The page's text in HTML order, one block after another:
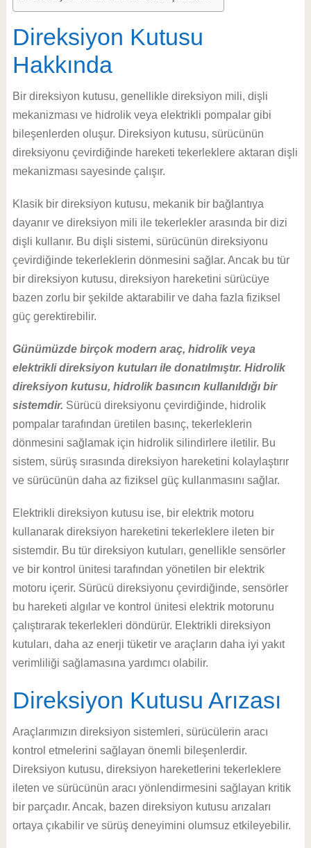
Direksiyon Kutusu
Hakkında
Bir direksiyon kutusu, genellikle direksiyon mili, dişli
mekanizması ve hidrolik veya elektrikli pompalar gibi
bileşenlerden oluşur. Direksiyon kutusu, sürücünün
direksiyonu çevirdiğinde hareketi tekerleklere aktaran dişli
mekanizması sayesinde çalışır.
Klasik bir direksiyon kutusu, mekanik bir bağlantıya
dayanır ve direksiyon mili ile tekerlekler arasında bir dizi
dişli kullanır. Bu dişli sistemi, sürücünün direksiyonu
çevirdiğinde tekerleklerin dönmesini sağlar. Ancak bu tür
bir direksiyon kutusu, direksiyon hareketini sürücüye
bazen zorlu bir şekilde aktarabilir ve daha fazla fiziksel
güç gerektirebilir.
Günümüzde birçok modern araç, hidrolik veya
elektrikli direksiyon kutuları ile donatılmıştır. Hidrolik
direksiyon kutusu, hidrolik basıncın kullanıldığı bir
sistemdir. Sürücü direksiyonu çevirdiğinde, hidrolik
pompalar tarafından üretilen basınç, tekerleklerin
dönmesini sağlamak için hidrolik silindirlere iletilir. Bu
sistem, sürüş sırasında direksiyon hareketini kolaylaştırır
ve sürücünün daha az fiziksel güç kullanmasını sağlar.
Elektrikli direksiyon kutusu ise, bir elektrik motoru
kullanarak direksiyon hareketini tekerleklere ileten bir
sistemdir. Bu tür direksiyon kutuları, genellikle sensörler
ve bir kontrol ünitesi tarafından yönetilen bir elektrik
motoru içerir. Sürücü direksiyonu çevirdiğinde, sensörler
bu hareketi algılar ve kontrol ünitesi elektrik motorunu
çalıştırarak tekerlekleri döndürür. Elektrikli direksiyon
kutuları, daha az enerji tüketir ve araçların daha iyi yakıt
verimliliği sağlamasına yardımcı olabilir.
Direksiyon Kutusu Arızası
Araçlarımızın direksiyon sistemleri, sürücülerin aracı
kontrol etmelerini sağlayan önemli bileşenlerdir.
Direksiyon kutusu, direksiyon hareketlerini tekerleklere
ileten ve sürücünün aracı yönlendirmesini sağlayan kritik
bir parçadır. Ancak, bazen direksiyon kutusu arızaları
ortaya çıkabilir ve sürüş deneyimini olumsuz etkileyebilir.